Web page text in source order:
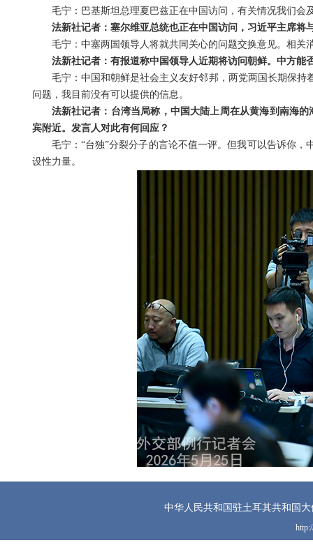
毛宁：巴基斯坦总理夏巴兹正在中国访问，有关情况我们会
法新社记者：塞尔维亚总统也正在中国访问，习近平主席
毛宁：中塞两国领导人将就共同关心的问题交换意见。相关
法新社记者：有报道称中国领导人近期将访问朝鲜。中方能
毛宁：中国和朝鲜是社会主义友好邻邦，两党两国长期保
问题，我目前没有可以提供的信息。
法新社记者：台湾当局称，中国大陆上周在从黄海到南海
宾附近。发言人对此有何回应？
毛宁：“台独”分裂分子的言论不值一评。但我可以告诉你
设性力量。
中华人民共和国驻土耳其共和国大